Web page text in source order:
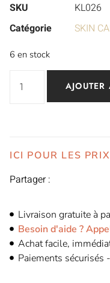
SKU
KL026
Catégorie
SKIN
6 en stock
AJOUTER
ICI POUR LES
Partager :
Livraison gratuite à
Besoin d'aide ?
Achat facile,
Paiements sécurisés